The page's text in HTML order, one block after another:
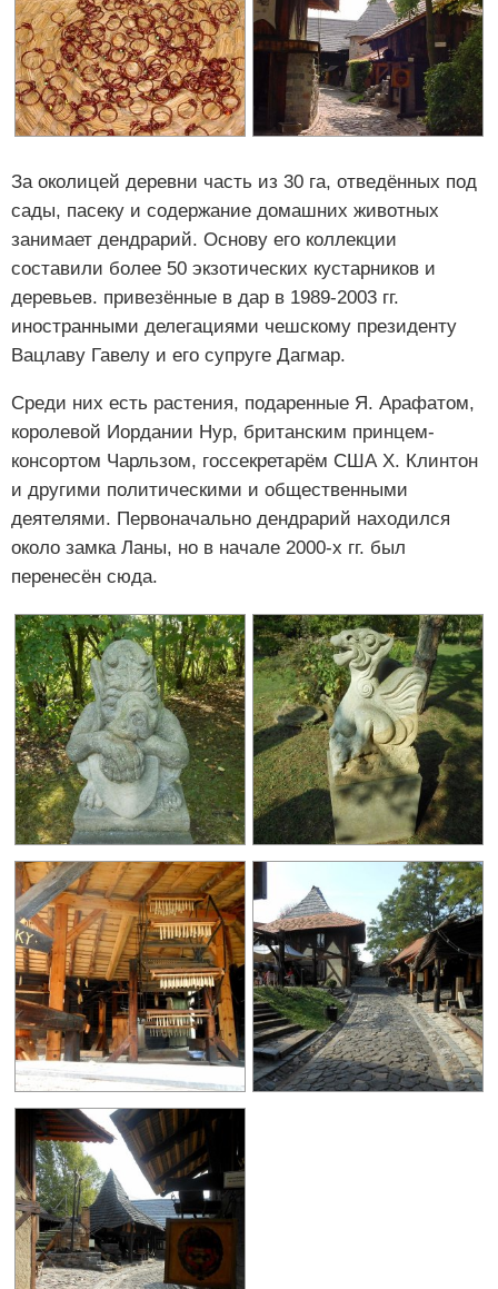
За околицей деревни часть из 30 га, отведённых под
сады, пасеку и содержание домашних животных
занимает дендрарий. Основу его коллекции
составили более 50 экзотических кустарников и
деревьев. привезённые в дар в 1989-2003 гг.
иностранными делегациями чешскому президенту
Вацлаву Гавелу и его супруге Дагмар.
Среди них есть растения, подаренные Я. Арафатом,
королевой Иордании Нур, британским принцем-
консортом Чарльзом, госсекретарём США Х. Клинтон
и другими политическими и общественными
деятелями. Первоначально дендрарий находился
около замка Ланы, но в начале 2000-х гг. был
перенесён сюда.